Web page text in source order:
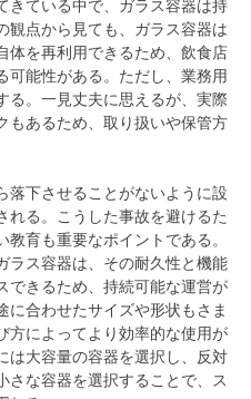
きている中で、ガラス容器は持
観点から見ても、ガラス容器は
体を再利用できるため、飲食店
可能性がある。ただし、業務用
る。一見丈夫に思えるが、実際
もあるため、取り扱いや保管方
落下させることがないように設
れる。こうした事故を避けるた
育も重要なポイントである。
ラス容器は、その耐久性と機能
できるため、持続可能な運営が
合わせたサイズや形状もさま
方によってより効率的な使用が
は大容量の容器を選択し、反対
さな容器を選択することで、ス